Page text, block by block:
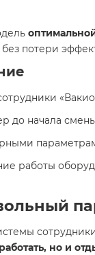
без потери
до начала
работы
но и